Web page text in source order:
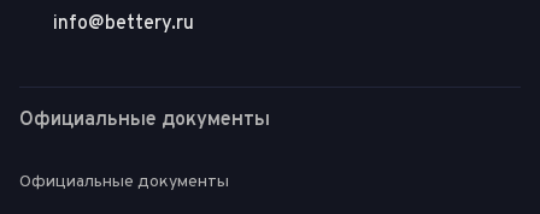
info@bettery.ru
Официальные документы
Официальные документы